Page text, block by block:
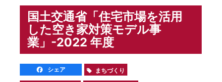
国土交通省「住宅市場を活用
した空き家対策モデル事
業」-2022 年度
シェア まちづくり